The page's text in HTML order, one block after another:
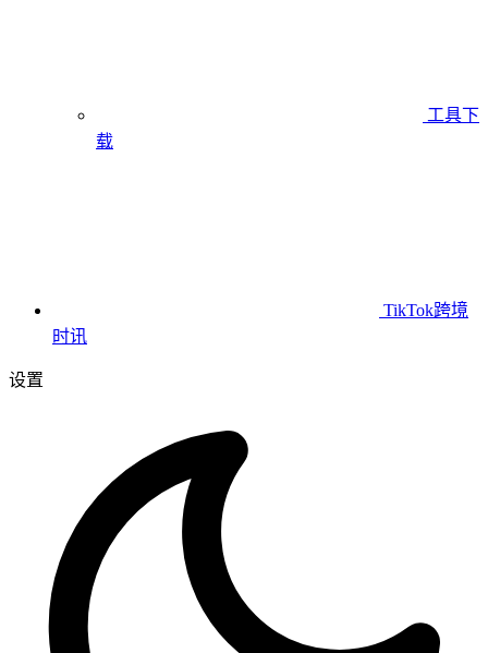
工具下
载
TikTok跨境
时讯
设置